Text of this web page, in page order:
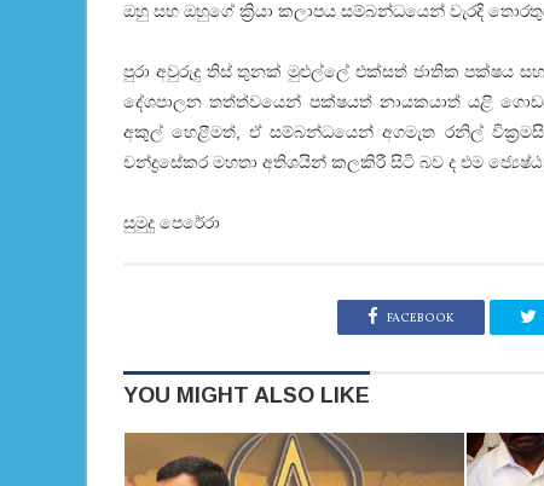
ඔහු සහ ඔහුගේ ක්‍රියා කලාපය සම්බන්ධයෙන් වැරදි
පුරා අවුරුදු තිස් තුනක් මුළුල්ලේ එක්සත් ජාතික පක්ෂය
දේශපාලන තත්ත්වයෙන් පක්ෂයත් නායකයාත් යළි
අකුල් හෙළීමත්, ඒ සම්බන්ධයෙන් අගමැත රනිල්
චන්ද්‍රසේකර මහතා අතිශයින් කලකිරී සිටි බව ද එම ජ්‍යෙෂ්ඨ
සුමුදු පෙරේරා
FACEBOOK
YOU MIGHT ALSO LIKE